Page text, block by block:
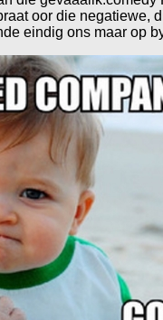
oor die negatiewe,
eindig ons maar op